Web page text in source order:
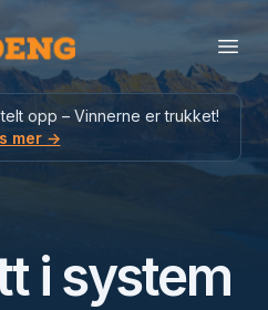
opp – Vinnerne er trukket!
mer →
i system